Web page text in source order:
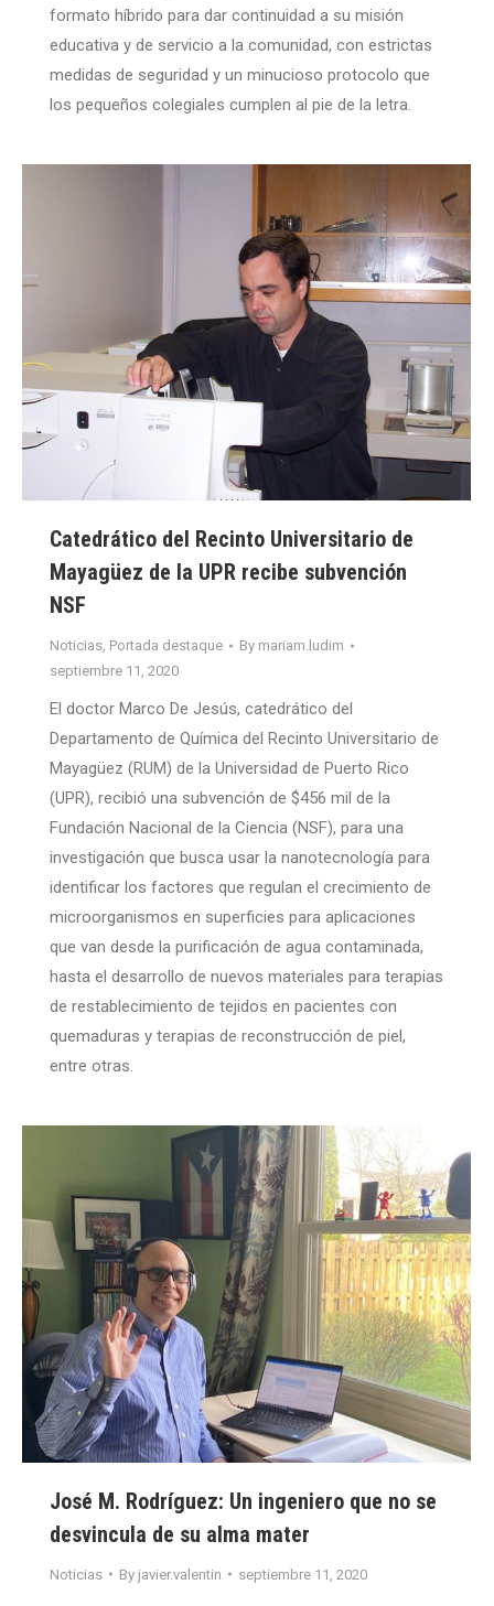
formato híbrido para dar continuidad a su misión
educativa y de servicio a la comunidad, con estrictas
medidas de seguridad y un minucioso protocolo que
los pequeños colegiales cumplen al pie de la letra.
Catedrático del Recinto Universitario de
Mayagüez de la UPR recibe subvención
NSF
Noticias, Portada destaque By mariam.ludim
septiembre 11, 2020
El doctor Marco De Jesús, catedrático del
Departamento de Química del Recinto Universitario de
Mayagüez (RUM) de la Universidad de Puerto Rico
(UPR), recibió una subvención de $456 mil de la
Fundación Nacional de la Ciencia (NSF), para una
investigación que busca usar la nanotecnología para
identificar los factores que regulan el crecimiento de
microorganismos en superficies para aplicaciones
que van desde la purificación de agua contaminada,
hasta el desarrollo de nuevos materiales para terapias
de restablecimiento de tejidos en pacientes con
quemaduras y terapias de reconstrucción de piel,
entre otras.
José M. Rodríguez: Un ingeniero que no se
desvincula de su alma mater
Noticias By javier.valentin septiembre 11, 2020